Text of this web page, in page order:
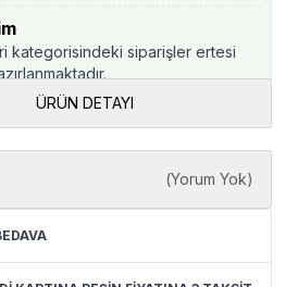
kategorisindeki siparişler ertesi
ÜRÜN DETAYI
(Yorum Yok)